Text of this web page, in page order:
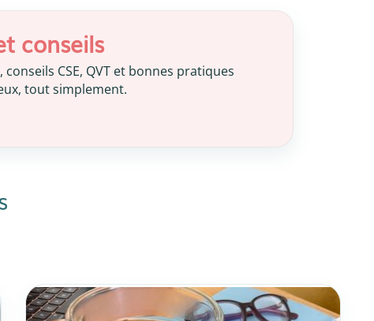
conseils
conseils CSE, QVT et bonnes pratiques
tout simplement.